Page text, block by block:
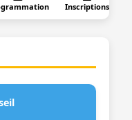
Inscriptions